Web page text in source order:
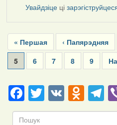
Увайдзіце ці
Pagination
First
page
« Першая
Previous
page
‹ Папярэдняя
Current
page
5 Page
6 Page
7 Page
8 Page
9
Facebook
Twitter
VK